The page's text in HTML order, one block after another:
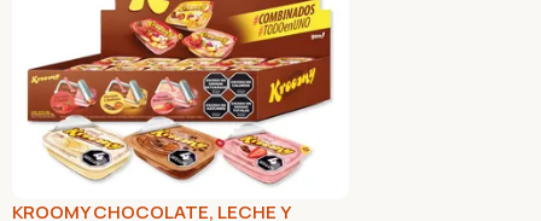
KROOMY CHOCOLATE, LECHE Y